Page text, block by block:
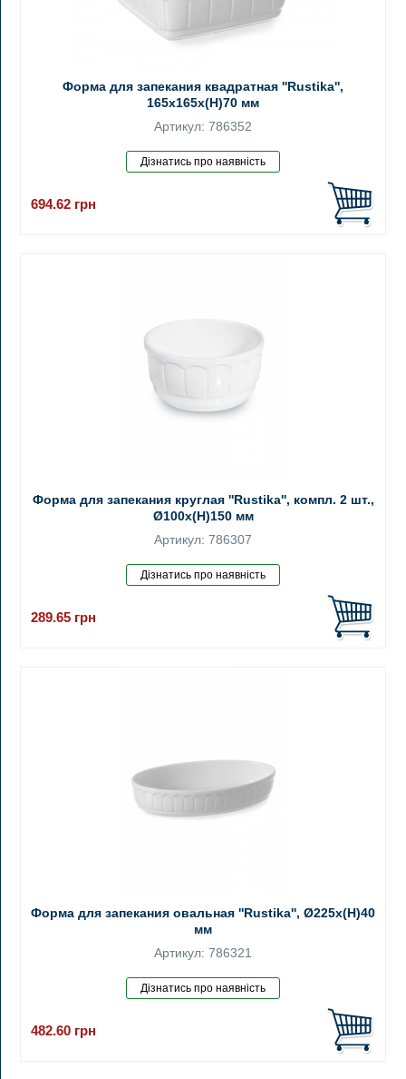
Форма для запекания квадратная ''Rustika'',
165x165x(H)70 мм
Артикул: 786352
694.62 грн
Форма для запекания круглая ''Rustika'', компл. 2 шт.,
Ø100x(H)150 мм
Артикул: 786307
289.65 грн
Форма для запекания овальная ''Rustika'', Ø225x(H)40
мм
Артикул: 786321
482.60 грн